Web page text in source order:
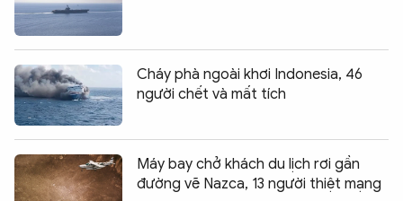
Cháy phà ngoài khơi Indonesia, 46
người chết và mất tích
Máy bay chở khách du lịch rơi gần
đường vẽ Nazca, 13 người thiệt mạng